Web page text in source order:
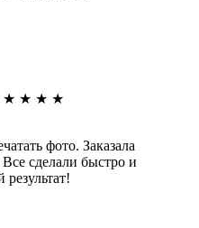
★ ★ ★ ★
фото. Заказала
сделали быстро и